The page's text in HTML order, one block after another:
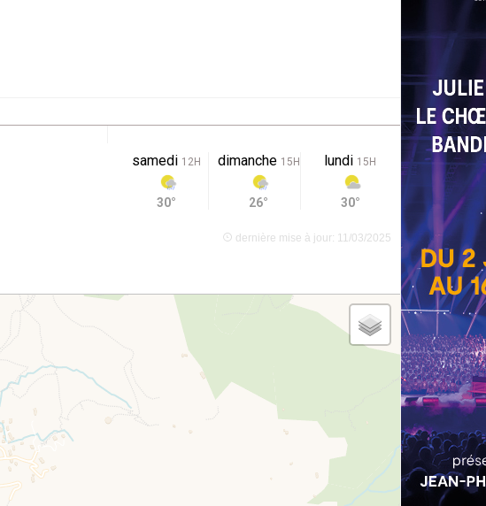
samedi 12H
30°
dimanche 15H
26°
lundi 15H
30°
dernière mise à jour: 11/03/2025